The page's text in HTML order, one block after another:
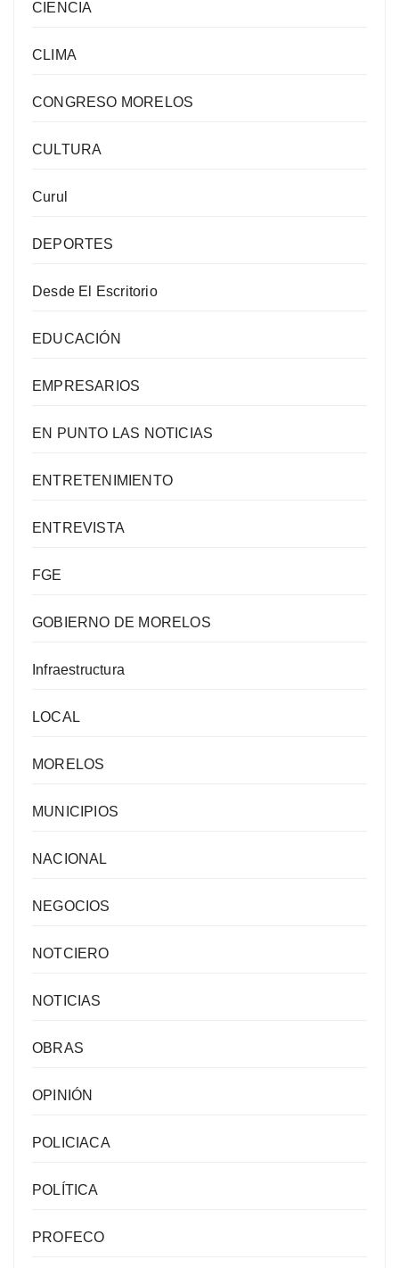
CIENCIA
CLIMA
CONGRESO MORELOS
CULTURA
Curul
DEPORTES
Desde El Escritorio
EDUCACIÓN
EMPRESARIOS
EN PUNTO LAS NOTICIAS
ENTRETENIMIENTO
ENTREVISTA
FGE
GOBIERNO DE MORELOS
Infraestructura
LOCAL
MORELOS
MUNICIPIOS
NACIONAL
NEGOCIOS
NOTCIERO
NOTICIAS
OBRAS
OPINIÓN
POLICIACA
POLÍTICA
PROFECO